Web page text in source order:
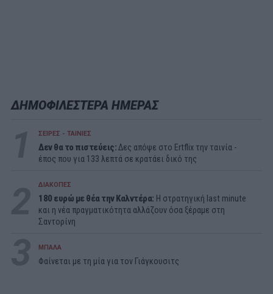
ΔΗΜΟΦΙΛΕΣΤΕΡΑ ΗΜΕΡΑΣ
ΣΕΙΡΕΣ - ΤΑΙΝΙΕΣ
Δεν θα το πιστεύεις:Δες απόψε στο Ertflix την ταινία -
έπος που για 133 λεπτά σε κρατάει δικό της
ΔΙΑΚΟΠΕΣ
180 ευρώ με θέα την Καλντέρα: Η στρατηγική last minute
και η νέα πραγματικότητα αλλάζουν όσα ξέραμε στη
Σαντορίνη
ΜΠΑΛΑ
Φαίνεται με τη μία για τον Γιάγκουσιτς